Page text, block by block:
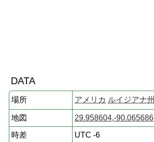
DATA
場所 アメリカ ルイジアナ州
地図 29.958604,-90.065686
時差 UTC -6